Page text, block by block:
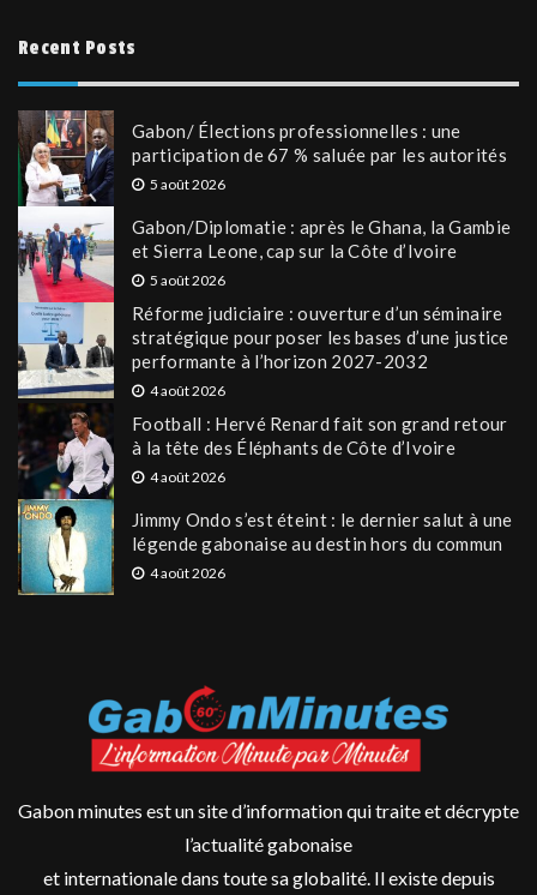
Recent Posts
Gabon/ Élections professionnelles : une
participation de 67 % saluée par les autorités
5 août 2026
Gabon/Diplomatie : après le Ghana, la Gambie
et Sierra Leone, cap sur la Côte d’Ivoire
5 août 2026
Réforme judiciaire : ouverture d’un séminaire
stratégique pour poser les bases d’une justice
performante à l’horizon 2027-2032
4 août 2026
Football : Hervé Renard fait son grand retour
à la tête des Éléphants de Côte d’Ivoire
4 août 2026
Jimmy Ondo s’est éteint : le dernier salut à une
légende gabonaise au destin hors du commun
4 août 2026
Gabon minutes est un site d’information qui traite et décrypte
l’actualité gabonaise
et internationale dans toute sa globalité. Il existe depuis